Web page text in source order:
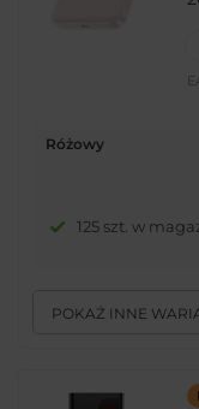
POKAŻ INNE
Różowy
125 szt. w